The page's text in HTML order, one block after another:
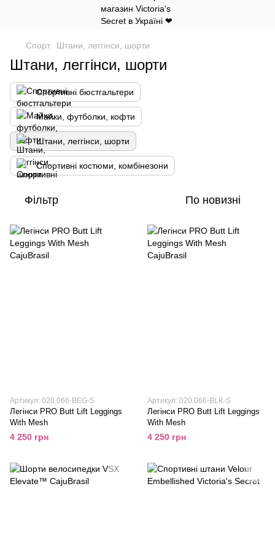
Спорт Штани, леггінси, шорти
Штани, леггінси, шорти
Спортивні бюстгальтери
Майки, футболки, кофти
Штани, леггінси, шорти
Спортивні костюми, комбінезони
Фільтр По новизні
Артикул: 020.066-BEG-S
Легінси PRO Butt Lift Leggings
With Mesh
4 250 грн
Артикул: 020.066-BLK-S
Легінси PRO Butt Lift Leggings
With Mesh
4 250 грн